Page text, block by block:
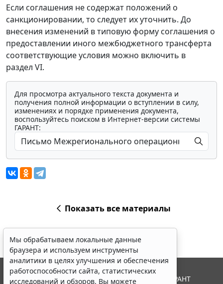
Если соглашения не содержат положений о
санкционировании, то следует их уточнить. До
внесения изменений в типовую форму соглашения о
предоставлении иного межбюджетного трансферта
соответствующие условия можно включить в
раздел VI.
Для просмотра актуального текста документа и
получения полной информации о вступлении в силу,
изменениях и порядке применения документа,
воспользуйтесь поиском в Интернет-версии системы
ГАРАНТ:
Показать все материалы
Мы обрабатываем локальные данные
браузера и используем инструменты
аналитики в целях улучшения и обеспечения
работоспособности сайта, статистических
исследований и обзоров. Вы можете
© ООО "НПП "ГАРАНТ-СЕРВИС", 2026. Система ГАРАНТ